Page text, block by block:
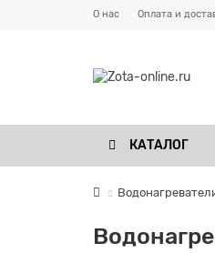
О нас Оплата и
КАТАЛОГ